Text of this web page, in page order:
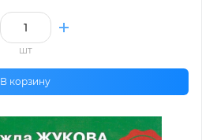
шт
В корзину